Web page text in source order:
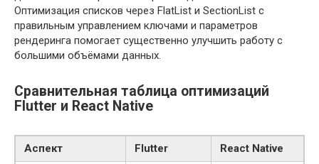
Оптимизация списков через FlatList и SectionList с
правильным управлением ключами и параметров
рендеринга помогает существенно улучшить работу с
большими объёмами данных.
Сравнительная таблица оптимизаций
Flutter и React Native
Аспект Flutter React Native